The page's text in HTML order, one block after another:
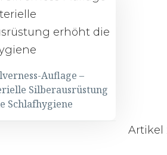
Auflage –
Silberausrüstung
Schlafhygiene
Artikel